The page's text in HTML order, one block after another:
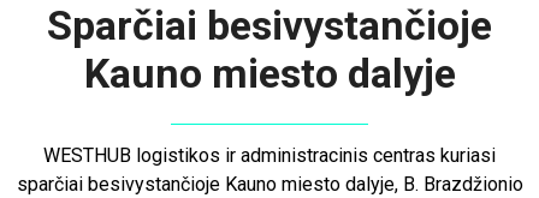
Sparčiai besivystančioje
Kauno miesto dalyje
WESTHUB logistikos ir administracinis centras kuriasi
sparčiai besivystančioje Kauno miesto dalyje, B. Brazdžionio